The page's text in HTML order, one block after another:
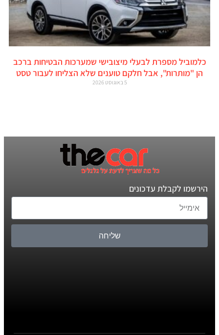
כלמוביל מספרת לבעלי מיצובישי שמערכות הבטיחות ברכב
הן "מותרות", אבל חלקם טוענים שלא הצליחו לעבור טסט
5 באוגוסט 2026
הירשמו לקבלת עדכונים
שליחה